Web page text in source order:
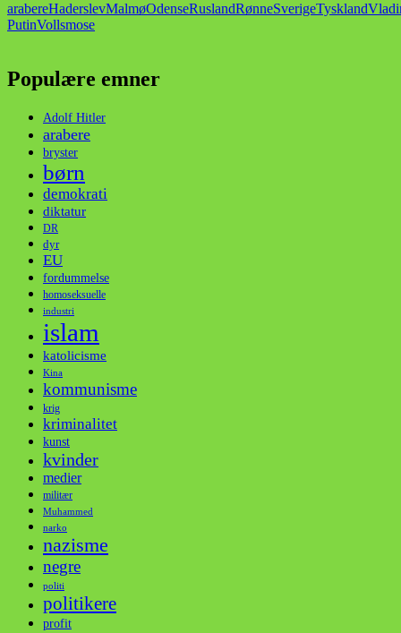
arabereHaderslevMalmøOdenseRuslandRønneSverigeTyskland
PutinVollsmose
Populære emner
Adolf Hitler
arabere
bryster
børn
demokrati
diktatur
DR
dyr
EU
fordummelse
homoseksuelle
industri
islam
katolicisme
Kina
kommunisme
krig
kriminalitet
kunst
kvinder
medier
militær
Muhammed
narko
nazisme
negre
politi
politikere
profit